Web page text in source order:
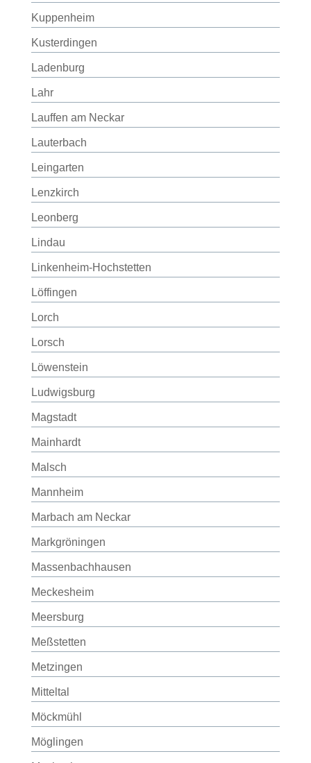
Kuppenheim
Kusterdingen
Ladenburg
Lahr
Lauffen am Neckar
Lauterbach
Leingarten
Lenzkirch
Leonberg
Lindau
Linkenheim-Hochstetten
Löffingen
Lorch
Lorsch
Löwenstein
Ludwigsburg
Magstadt
Mainhardt
Malsch
Mannheim
Marbach am Neckar
Markgröningen
Massenbachhausen
Meckesheim
Meersburg
Meßstetten
Metzingen
Mitteltal
Möckmühl
Möglingen